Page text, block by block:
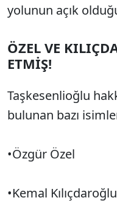
yolunun açık
ÖZEL VE
ETMİŞ!
Taşkesenlioğlu
bulunan bazı
•Özgür Özel
•Kemal Kılıçdaroğlu